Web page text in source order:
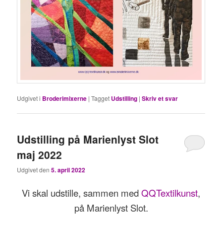
Udgivet i Broderimixerne |Tagget Udstilling |Skriv et svar
Udstilling på Marienlyst Slot
maj 2022
Udgivet den5. april 2022
Vi skal udstille, sammen medQQTextilkunst,
på Marienlyst Slot.